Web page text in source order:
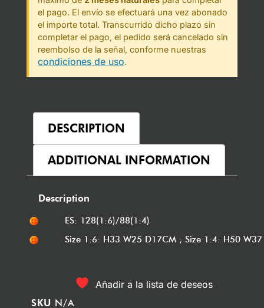
el pago. El envío se efectuará una vez abonado
el importe total. Transcurrido dicho plazo sin
completar el pago, el pedido será cancelado sin
reembolso de la señal, conforme nuestras
condiciones de uso.
DESCRIPTION
ADDITIONAL INFORMATION
Description
ES: 128(1:6)/88(1:4)
Size 1:6: H33 W25 D17CM ; Size 1:4: H50
Añadir a la lista de deseos
SKU N/A